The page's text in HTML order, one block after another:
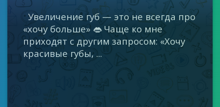
Увеличение губ — это не всегда про
«хочу больше» 👄 Чаще ко мне
приходят с другим запросом: «Хочу
красивые губы, ...